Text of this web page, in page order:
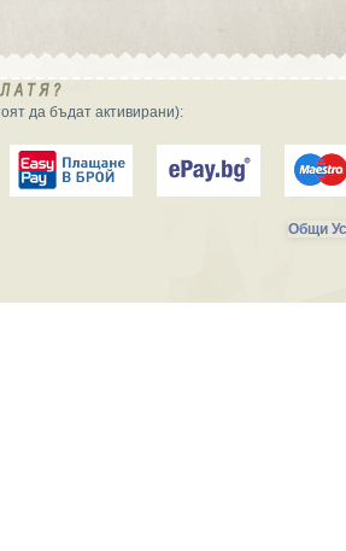
да бъдат активирани):
Общи